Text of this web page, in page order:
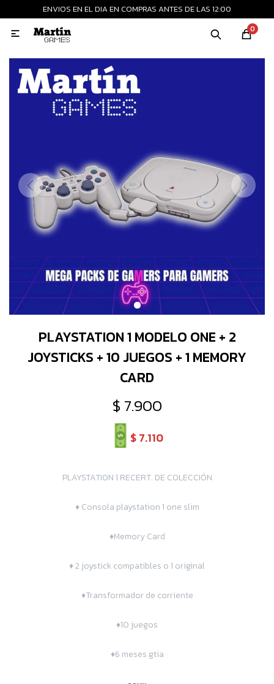
ENVIOS EN EL DIA EN COMPRAS ANTES DE LAS 12:00
0

PLAYSTATION 1 MODELO ONE + 2
JOYSTICKS + 10 JUEGOS + 1 MEMORY
CARD
$ 7.900
$7.110
PLAYSTATION 1 RECERT. DE COLECCIÓN
♦ Consola playstation 1 one slim
♦Memory Card
♦ 2 joystick compatibles o 1 original
♦Transformador de corriente
♦10 juegos
♦6 meses gtia
MI CUENTA
Consolas nuevas
Juegos
Accesorios